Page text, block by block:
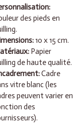
des pieds en
10 x 15 cm.
Papier
de haute qualité.
Cadre
vitre blanc (les
peuvent varier en
des